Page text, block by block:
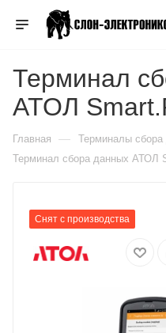
Терминал
АТОЛ
Главная — Терминалы
Терминал сбора данных АТОЛ
Снят с производства